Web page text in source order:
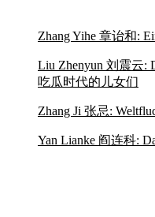
Zhang Yihe 章诒和:
Liu Zhenyun 刘震云:
吃瓜时代的儿女们
Zhang Ji 张忌:
Yan Lianke 阎连科: